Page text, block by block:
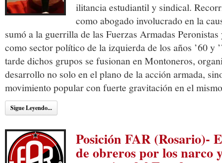
ilitancia estudiantil y sindical.
como abogado involucrado en la
sumó a la guerrilla de las Fuerzas Armadas
como sector político de la izquierda de los años ’60 y
tarde dichos grupos se fusionan en Montoneros,
desarrollo no solo en el plano de la acción armada,
movimiento popular con fuerte gravitación en el
Sigue Leyendo...
Posición FAR (Rosario)-
de obreros por los narco